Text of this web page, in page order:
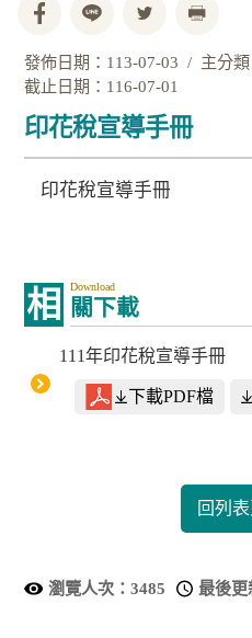
發佈日期：113-07-03
主分
截止日期：116-07-01
印花稅宣導手冊
印花稅宣導手冊
相 Download
關下載
111年印花稅宣導手冊
下載PDF檔
回列表
瀏覽人次： 3485 最後更